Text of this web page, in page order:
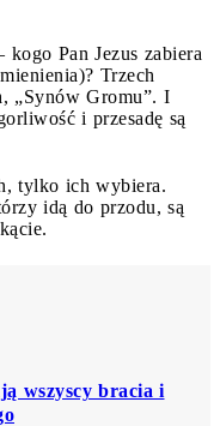
Pan Jezus zabiera
Trzech
„Synów Gromu”. I
i przesadę są
tylko ich wybiera.
idą do przodu, są
wszyscy bracia i